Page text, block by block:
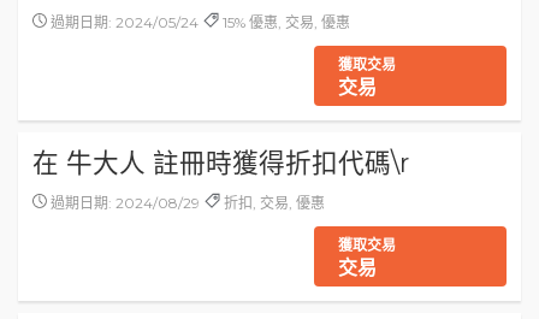
過期日期: 2024/05/24 15% 優惠, 交易, 優惠
獲取交易
交易
在 牛大人 註冊時獲得折扣代碼\r
過期日期: 2024/08/29 折扣, 交易, 優惠
獲取交易
交易